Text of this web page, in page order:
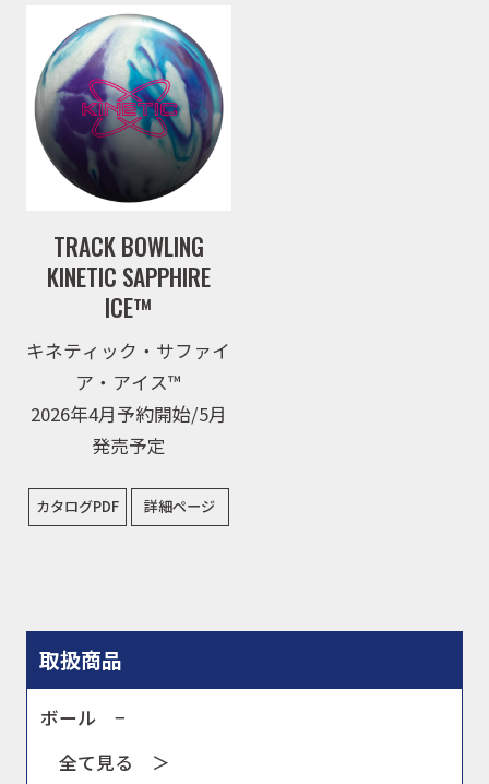
取扱商品
ボール −
全て見る ＞
TRACK BOWLING
KINETIC SAPPHIRE
ICE™
キネティック・サファイ
ア・アイス™
2026年4月予約開始/5月
発売予定
カタログPDF 詳細ページ